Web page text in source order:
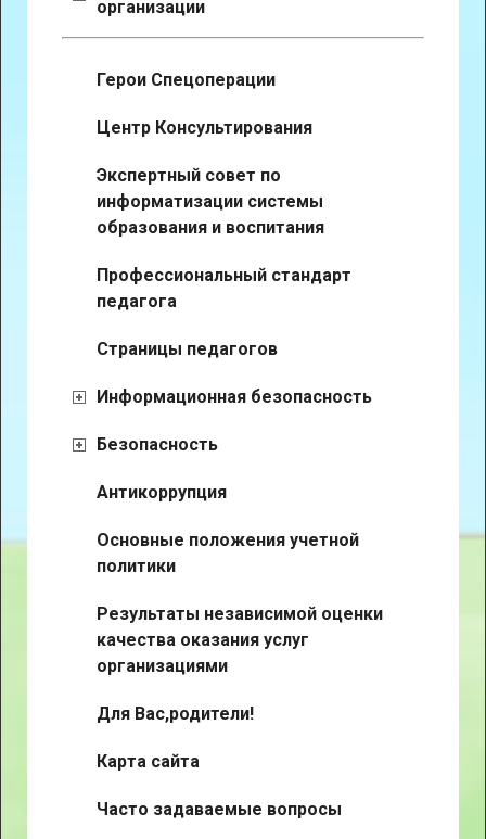
организации
Герои Спецоперации
Центр Консультирования
Экспертный совет по
информатизации системы
образования и воспитания
Профессиональный стандарт
педагога
Страницы педагогов
Информационная безопасность
Безопасность
Антикоррупция
Основные положения учетной
политики
Результаты независимой оценки
качества оказания услуг
организациями
Для Вас,родители!
Карта сайта
Часто задаваемые вопросы